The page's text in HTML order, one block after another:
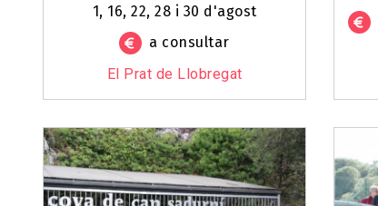
1, 16, 22, 28 i 30 d'agost
a consultar
El Prat de Llobregat